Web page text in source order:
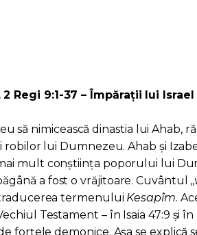
Regi 9:1-37 – Împărații lui
să nimicească dinastia lui Ahab,
robilor lui Dumnezeu. Ahab și
mult conștiința poporului lui
a fost o vrăjitoare. Cuvântul ,,
termenului Kesapîm.
Testament – în Isaia 47:9 și în
forțele demonice. Așa se